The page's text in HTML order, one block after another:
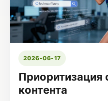
2026-06-17
Приоритизация
контента